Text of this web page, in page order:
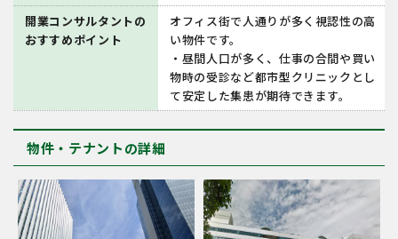
開業コンサルタントの
おすすめポイント
オフィス街で人通りが多く視認性の高
い物件です。
・昼間人口が多く、仕事の合間や買い
物時の受診など都市型クリニックとし
て安定した集患が期待できます。
物件・テナントの詳細